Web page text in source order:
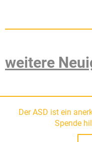
weitere
Der ASD ist ein
Spende